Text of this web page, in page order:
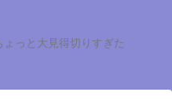
っと大見得切りすぎた